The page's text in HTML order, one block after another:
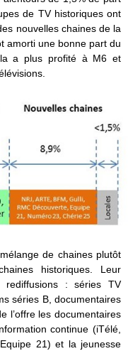
de TV historiques ont
nouvelles chaines de la
amorti une bonne part du
a plus profité à M6 et
de chaines plutôt
historiques. Leur
rediffusions : séries TV
séries B, documentaires
l’offre les documentaires
continue (iTélé,
21) et la jeunesse